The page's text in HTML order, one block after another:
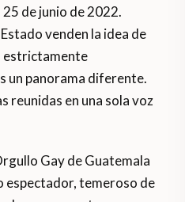
de junio de 2022.
venden la idea de
estrictamente
un panorama diferente.
reunidas en una sola voz
Gay de Guatemala
espectador, temeroso de